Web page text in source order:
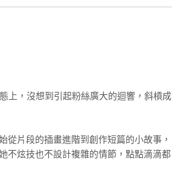
上，沒想到引起粉絲廣大的迴響，斜槓成
從片段的插畫進階到創作短篇的小故事，
不炫技也不設計複雜的情節，點點滴滴都